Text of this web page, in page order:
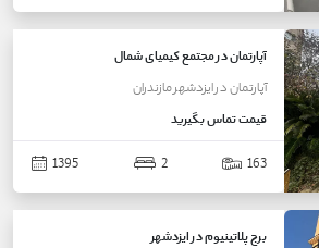
آپارتمان در مجتمع کیمیای شمال
آپارتماندرایزدشهرمازندران
قیمتتماس بگیرید
163
2
1395
برج پلاتینیوم در ایزدشهر